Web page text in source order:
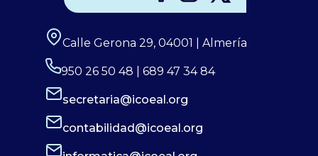
Calle Gerona 29, 04001 | Almería
950 26 50 48 | 689 47 34 84
secretaria@icoeal.org
contabilidad@icoeal.org